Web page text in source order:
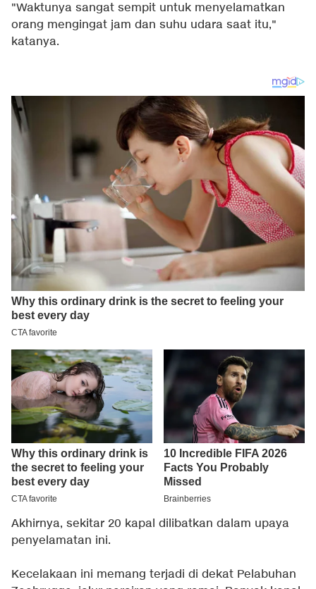
"Waktunya sangat sempit untuk menyelamatkan
orang mengingat jam dan suhu udara saat itu,"
katanya.
Akhirnya, sekitar 20 kapal dilibatkan dalam upaya
penyelamatan ini.
Kecelakaan ini memang terjadi di dekat Pelabuhan